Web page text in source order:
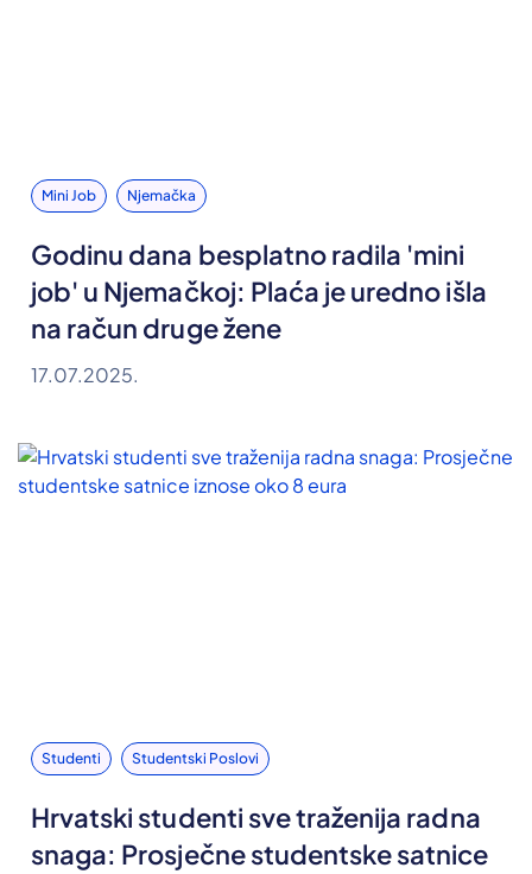
Mini Job Njemačka
Godinu dana besplatno radila 'mini
job' u Njemačkoj: Plaća je uredno išla
na račun druge žene
17.07.2025.
Studenti Studentski Poslovi
Hrvatski studenti sve traženija radna
snaga: Prosječne studentske satnice